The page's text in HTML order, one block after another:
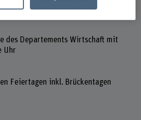
Uhr
des Departements Wirtschaft mit
Uhr
Feiertagen inkl. Brückentagen